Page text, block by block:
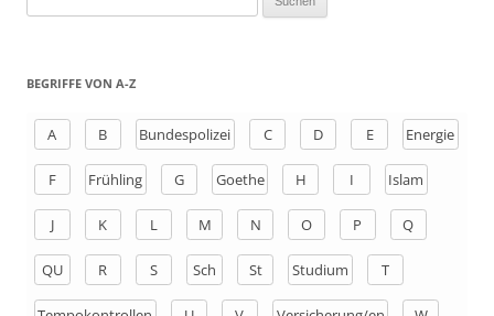
h
BEGRIFFE VON A-Z
A B Bundespolizei C D E Energie
F Frühling G Goethe H I Islam
J K L M N O P Q
QU R S Sch St Studium T